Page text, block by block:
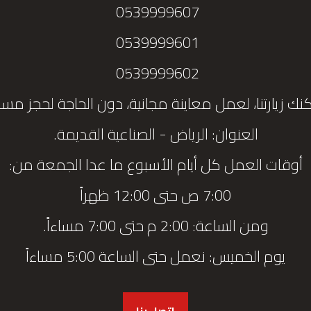
0539999607
0539999601
0539999602
زيارتنا، لعمل معاينة مجانية، دون الحاجة لحجز
العنوان: الرياض - الصناعية القديمة.
أوقات العمل كل أيام الأسبوع ما عدا الجمعة من:
7:00 ص حتى 12:00 ظهراً
ومن الساعة: 2:00 م حتى 7:00 مساءاً.
يوم الخميس: نعمل حتى الساعة 5:00 مساءاً